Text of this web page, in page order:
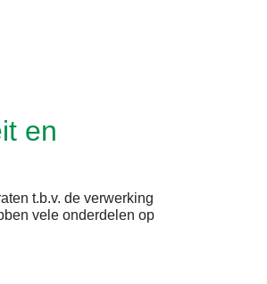
en
t.b.v. de verwerking
vele onderdelen op